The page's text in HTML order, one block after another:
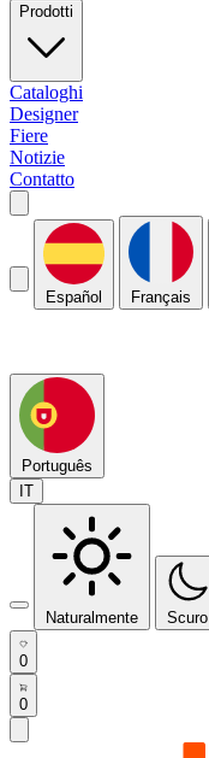
Prodotti
Cataloghi
Designer
Fiere
Notizie
Contatto
Español Français
Português
IT
Naturalmente Scuro
0
0